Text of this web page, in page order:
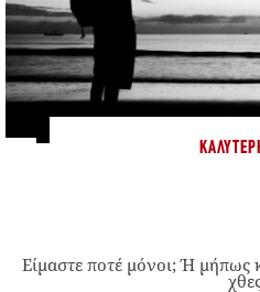
Είμαστε ποτέ μόνοι; Ή μήπως